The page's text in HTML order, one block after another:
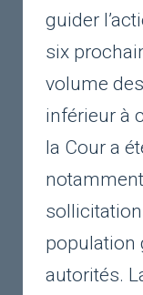
guider
six
volume
inférieur à
la Cour a
population
autorités.